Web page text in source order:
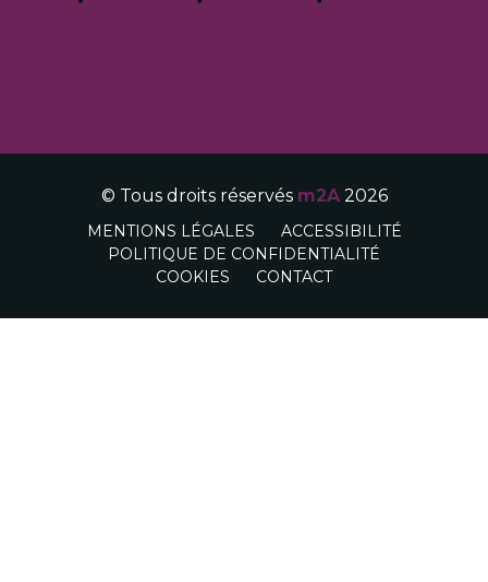
© Tous droits réservés m2A2026
MENTIONS LÉGALES
ACCESSIBILITÉ
POLITIQUE DE CONFIDENTIALITÉ
COOKIES
CONTACT